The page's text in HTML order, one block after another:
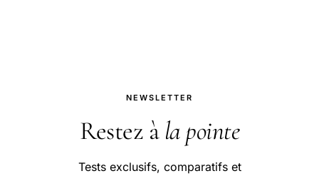
NEWSLETTER
Restez à la pointe
Tests exclusifs, comparatifs et